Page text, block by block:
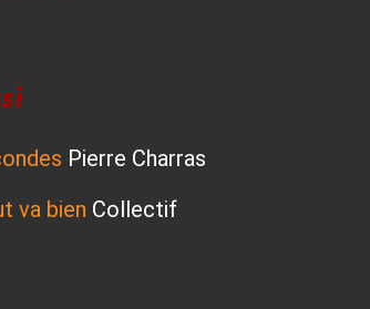
Pierre Charras
va bien Collectif